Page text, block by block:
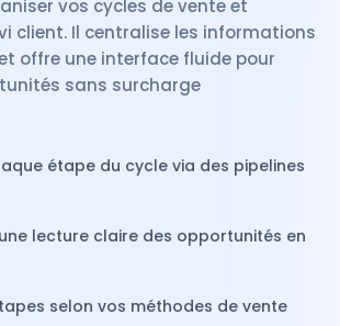
vos cycles de vente et
client. Il centralise les informations
offre une interface fluide pour
sans surcharge
étape du cycle via des pipelines
lecture claire des opportunités en
selon vos méthodes de vente